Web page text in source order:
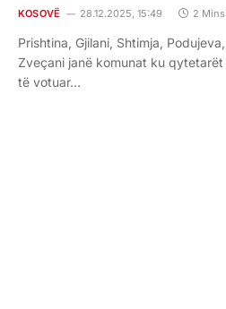
KOSOVË 28.12.2025, 15:49 2 Mins
Prishtina, Gjilani, Shtimja,
Zveçani janë komunat ku
të votuar…